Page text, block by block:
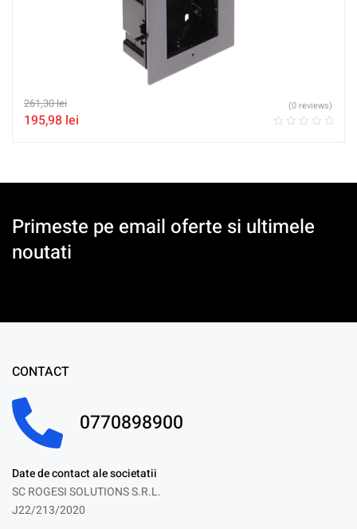
261,30lei
195,98 lei
(0 reviews)
Primeste pe email oferte si ultimele
noutati
CONTACT
0770898900
Date de contact ale societatii
SC ROGESI SOLUTIONS S.R.L.
J22/213/2020